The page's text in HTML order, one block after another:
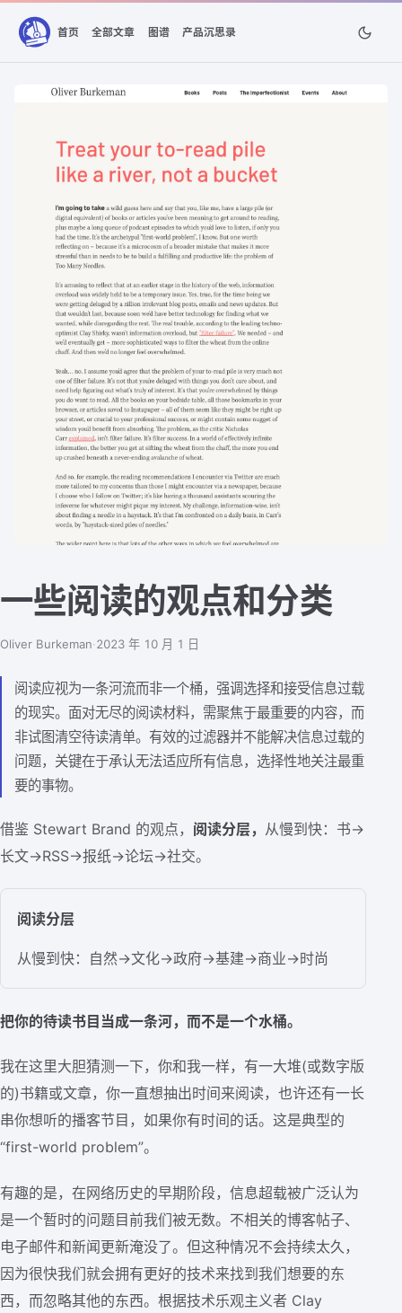
首页 全部文章 图谱 产品沉思录
一些阅读的观点和分类
Oliver Burkeman·2023 年 10 月 1 日
阅读应视为一条河流而非一个桶，强调选择和接受信息过载
的现实。面对无尽的阅读材料，需聚焦于最重要的内容，而
非试图清空待读清单。有效的过滤器并不能解决信息过载的
问题，关键在于承认无法适应所有信息，选择性地关注最重
要的事物。
借鉴 Stewart Brand 的观点， 阅读分层， 从慢到快：书→
长文→RSS→报纸→论坛→社交。
阅读分层
从慢到快：自然→文化→政府→基建→商业→时尚
把你的待读书目当成一条河，而不是一个水桶。
我在这里大胆猜测一下，你和我一样，有一大堆(或数字版
的)书籍或文章，你一直想抽出时间来阅读，也许还有一长
串你想听的播客节目，如果你有时间的话。这是典型的
“first-world problem”。
有趣的是，在网络历史的早期阶段，信息超载被广泛认为
是一个暂时的问题目前我们被无数。不相关的博客帖子、
电子邮件和新闻更新淹没了。但这种情况不会持续太久，
因为很快我们就会拥有更好的技术来找到我们想要的东
西，而忽略其他的东西。根据技术乐观主义者 Clay